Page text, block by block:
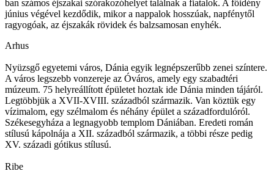
ban számos éjszakai szórakozóhelyet találnak a fiatalok. A főidény
június végével kezdődik, mikor a nappalok hosszúak, napfénytől
ragyogóak, az éjszakák rövidek és balzsamosan enyhék.
Arhus
Nyüzsgő egyetemi város, Dánia egyik legnépszerűbb zenei színtere.
A város legszebb vonzereje az Óváros, amely egy szabadtéri
múzeum. 75 helyreállított épületet hoztak ide Dánia minden tájáról.
Legtöbbjük a XVII-XVIII. századból származik. Van köztük egy
vízimalom, egy szélmalom és néhány épület a századfordulóról.
Székesegyháza a legnagyobb templom Dániában. Eredeti román
stílusú kápolnája a XII. századból származik, a többi része pedig
XV. századi gótikus stílusú.
Ribe